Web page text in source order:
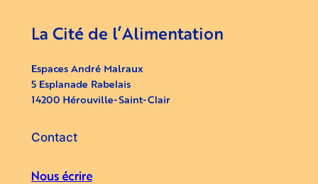
La Cité de l’Alimentation
Espaces André Malraux
5 Esplanade Rabelais
14200 Hérouville-Saint-Clair
Contact
Nous écrire